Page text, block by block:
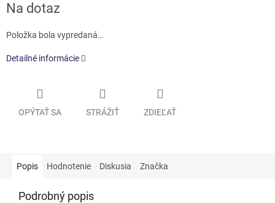
cena:
Na dotaz
Položka bola vypredaná…
Detailné informácie
OPÝTAŤ SA STRÁŽIŤ ZDIEĽAŤ
Popis Hodnotenie Diskusia Značka
Podrobný popis